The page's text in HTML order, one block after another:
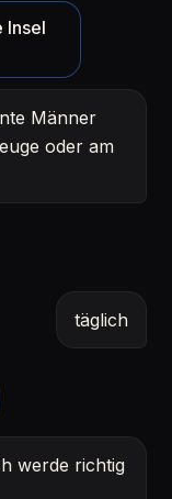
Insel
Männer
oder am
täglich
werde richtig